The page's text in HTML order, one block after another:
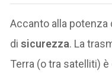
Accanto alla
disicurezza. La
Terra (o tra satelliti)